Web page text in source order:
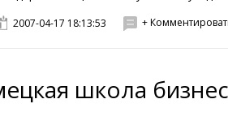
2007-04-17 18:13:53 +
школа